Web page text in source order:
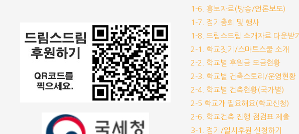
1-6. 홍보자료(방송/언론보도)
1-7. 정기총회 및 행사
1-8. 드림스드림 소개자료 다운받기
2-1. 학교짓기/스마트스쿨 소개
2-2. 학교별 후원금 모금현황
2-3. 학교별 건축스토리/운영현황
2-4. 학교별 건축현황(국가별)
2-5 학교가 필요해요(학교신청)
2-6. 학교건축 진행 점검표 제출
3-1. 정기/일시후원 신청하기